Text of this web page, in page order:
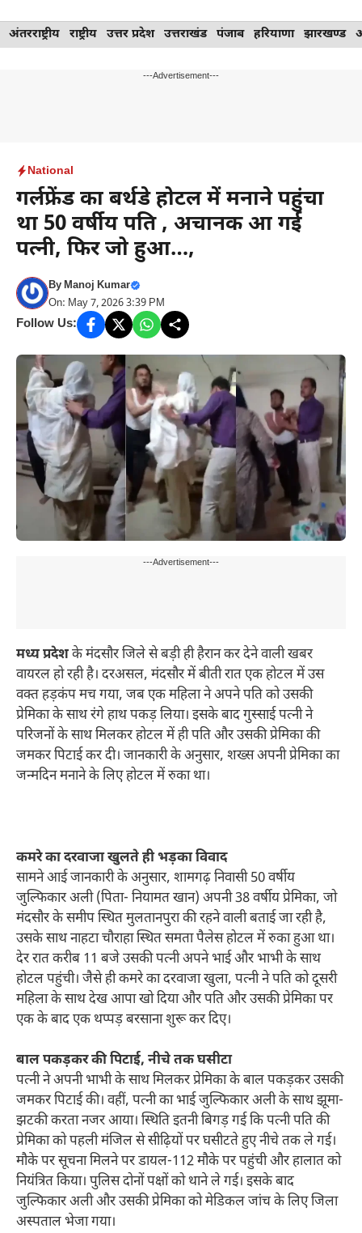
Skip
to
अंतरराष्ट्रीय राष्ट्रीय उत्तर प्रदेश उत्तराखंड पंजाब हरियाणा झारखण्ड
---Advertisement---
National
गर्लफ्रेंड का बर्थडे होटल में मनाने पहुंचा
था 50 वर्षीय पति , अचानक आ गई
पत्नी, फिर जो हुआ…,
ByManoj Kumar
On: May 7, 2026 3:39 PM
Follow Us:
---Advertisement---
मध्य प्रदेशके मंदसौर जिले से बड़ी ही हैरान कर देने वाली खबर
वायरल हो रही है। दरअसल, मंदसौर में बीती रात एक होटल में उस
वक्त हड़कंप मच गया, जब एक महिला ने अपने पति को उसकी
प्रेमिका के साथ रंगे हाथ पकड़ लिया। इसके बाद गुस्साई पत्नी ने
परिजनों के साथ मिलकर होटल में ही पति और उसकी प्रेमिका की
जमकर पिटाई कर दी। जानकारी के अनुसार, शख्स अपनी प्रेमिका का
जन्मदिन मनाने के लिए होटल में रुका था।
कमरे का दरवाजा खुलते ही भड़का विवाद
सामने आई जानकारी के अनुसार, शामगढ़ निवासी 50 वर्षीय
जुल्फिकार अली (पिता- नियामत खान) अपनी 38 वर्षीय प्रेमिका, जो
मंदसौर के समीप स्थित मुलतानपुरा की रहने वाली बताई जा रही है,
उसके साथ नाहटा चौराहा स्थित समता पैलेस होटल में रुका हुआ था।
देर रात करीब 11 बजे उसकी पत्नी अपने भाई और भाभी के साथ
होटल पहुंची। जैसे ही कमरे का दरवाजा खुला, पत्नी ने पति को दूसरी
महिला के साथ देख आपा खो दिया और पति और उसकी प्रेमिका पर
एक के बाद एक थप्पड़ बरसाना शुरू कर दिए।
बाल पकड़कर की पिटाई, नीचे तक घसीटा
पत्नी ने अपनी भाभी के साथ मिलकर प्रेमिका के बाल पकड़कर उसकी
जमकर पिटाई की। वहीं, पत्नी का भाई जुल्फिकार अली के साथ झूमा-
झटकी करता नजर आया। स्थिति इतनी बिगड़ गई कि पत्नी पति की
प्रेमिका को पहली मंजिल से सीढ़ियों पर घसीटते हुए नीचे तक ले गई।
मौके पर सूचना मिलने पर डायल-112 मौके पर पहुंची और हालात को
नियंत्रित किया। पुलिस दोनों पक्षों को थाने ले गई। इसके बाद
जुल्फिकार अली और उसकी प्रेमिका को मेडिकल जांच के लिए जिला
अस्पताल भेजा गया।